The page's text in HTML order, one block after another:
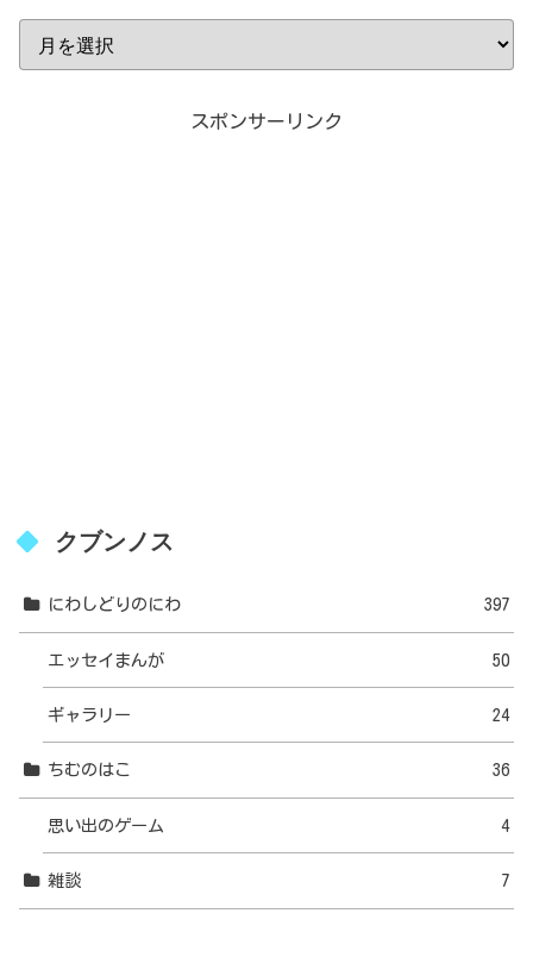
スポンサーリンク
クブンノス
にわしどりのにわ 397
エッセイまんが 50
ギャラリー 24
ちむのはこ 36
思い出のゲーム 4
雑談 7